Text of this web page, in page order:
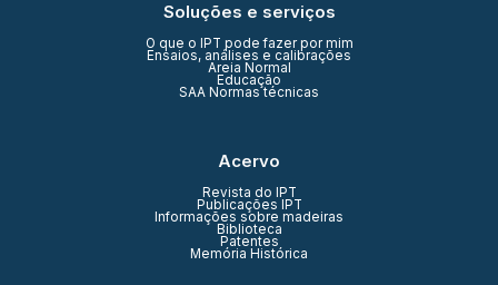
Soluções e serviços
O que o IPT pode fazer por mim
Ensaios, análises e calibrações
Areia Normal
Educação
SAA Normas técnicas
Acervo
Revista do IPT
Publicações IPT
Informações sobre madeiras
Biblioteca
Patentes
Memória Histórica